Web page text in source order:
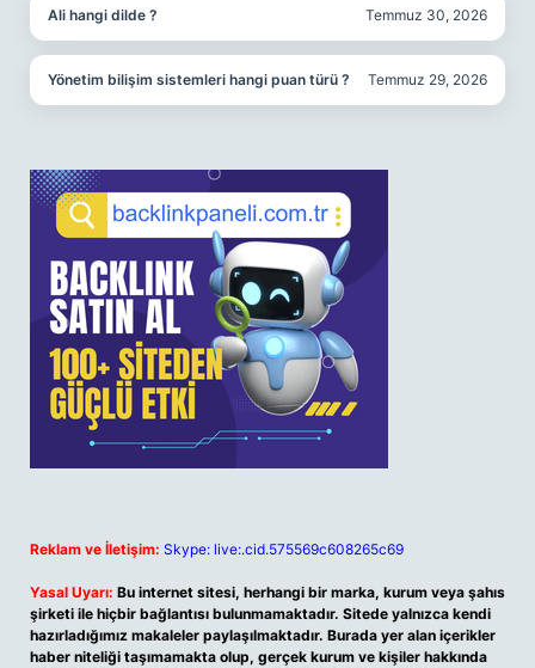
Ali hangi dilde ? Temmuz 30, 2026
Yönetim bilişim sistemleri hangi puan türü ? Temmuz 29, 2026
Reklam ve İletişim: Skype: live:.cid.575569c608265c69
Yasal Uyarı: Bu internet sitesi, herhangi bir marka, kurum veya şahıs
şirketi ile hiçbir bağlantısı bulunmamaktadır. Sitede yalnızca kendi
hazırladığımız makaleler paylaşılmaktadır. Burada yer alan içerikler
haber niteliği taşımamakta olup, gerçek kurum ve kişiler hakkında